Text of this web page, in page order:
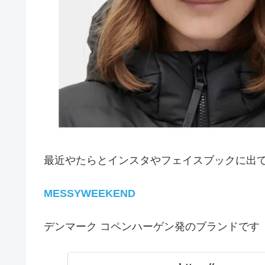
最近やたらとインスタやフェイスブックに出
MESSYWEEKEND
デンマーク コペンハーゲン発のブランドです